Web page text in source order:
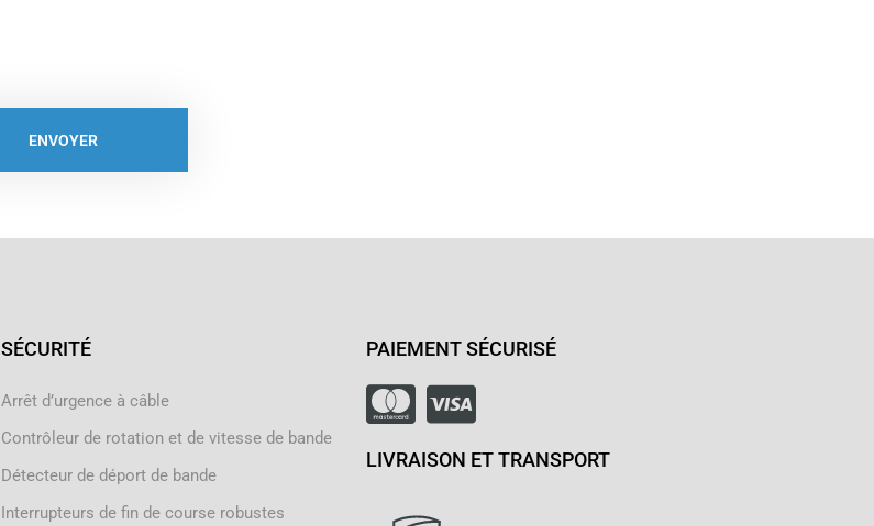
ENVOYER
SÉCURITÉ
Arrêt d’urgence à câble
Contrôleur de rotation et de vitesse de bande
Détecteur de déport de bande
Interrupteurs de fin de course robustes
PAIEMENT SÉCURISÉ
LIVRAISON ET TRANSPORT